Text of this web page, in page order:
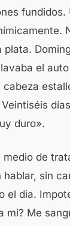
fundidos.
el
duro».
de
hablar, sin
el dia.
mi? Me